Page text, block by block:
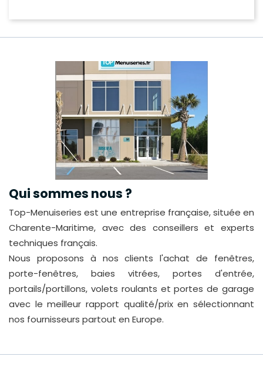
Qui sommes nous ?
Top-Menuiseries est une entreprise française, située en
Charente-Maritime, avec des conseillers et experts
techniques français.
Nous proposons à nos clients l'achat de fenêtres,
porte-fenêtres, baies vitrées, portes d'entrée,
portails/portillons, volets roulants et portes de garage
avec le meilleur rapport qualité/prix en sélectionnant
nos fournisseurs partout en Europe.